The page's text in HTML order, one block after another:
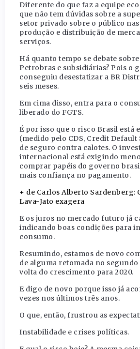
Diferente do que faz a equipe
que não tem dúvidas sobre a
setor privado sobre o público
produção e distribuição de
serviços.
Há quanto tempo se debate
Petrobras e subsidiárias? Pois o
conseguiu desestatizar a BR
seis meses.
Em cima disso, entra para o
liberado do FGTS.
É por isso que o risco Brasil está
(medido pelo CDS, Credit Default
de seguro contra calotes. O
internacional está exigindo
comprar papéis do governo
mais confiança no pagamento.
+ de Carlos Alberto Sardenberg:
Lava-Jato exagera
E os juros no mercado futuro já
indicando boas condições para
consumo.
Resumindo, estamos de novo
de alguma retomada no segundo
volta do crescimento para 2020.
E digo de novo porque isso já
vezes nos últimos três anos.
O que, então, frustrou as
Instabilidade e crises políticas.